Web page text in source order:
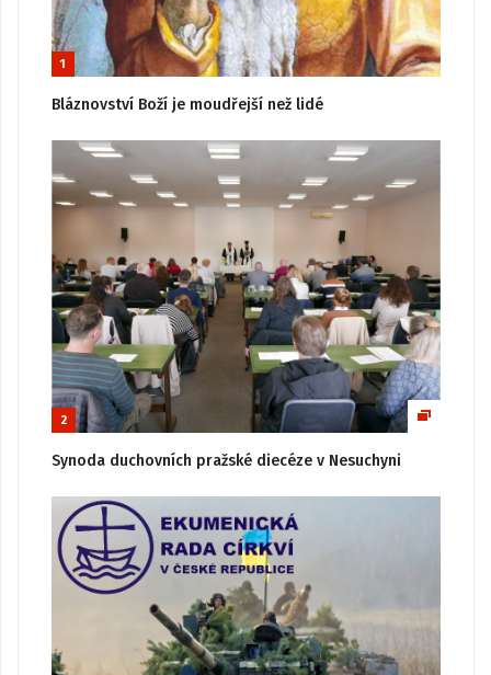
1
Bláznovství Boží je moudřejší než lidé
2
Synoda duchovních pražské diecéze v Nesuchyni